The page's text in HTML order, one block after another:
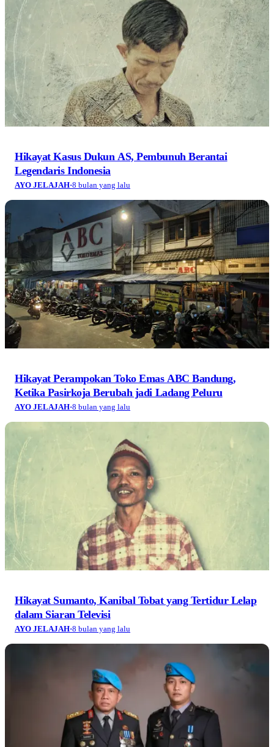
Hikayat Kasus Dukun AS, Pembunuh Berantai
Legendaris Indonesia
AYO JELAJAH·8 bulan yang lalu
Hikayat Perampokan Toko Emas ABC Bandung,
Ketika Pasirkoja Berubah jadi Ladang Peluru
AYO JELAJAH·8 bulan yang lalu
Hikayat Sumanto, Kanibal Tobat yang Tertidur Lelap
dalam Siaran Televisi
AYO JELAJAH·8 bulan yang lalu